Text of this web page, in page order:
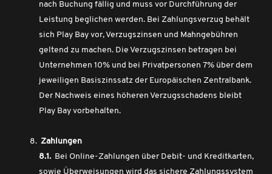
nach Buchung fällig und muss vor Durchführung der
Leistung beglichen werden. Bei Zahlungsverzug behält
sich Play Bay vor, Verzugszinsen und Mahngebühren
geltend zu machen. Die Verzugszinsen betragen bei
Unternehmen 10% und bei Privatpersonen 7% über dem
jeweiligen Basiszinssatz der Europäischen Zentralbank.
Der Nachweis eines höheren Verzugsschadens bleibt
Play Bay vorbehalten.
Zahlungen
8.1. Bei Online-Zahlungen über Debit- und Kreditkarten,
sowie Überweisungen wird das sichere Zahlungssystem